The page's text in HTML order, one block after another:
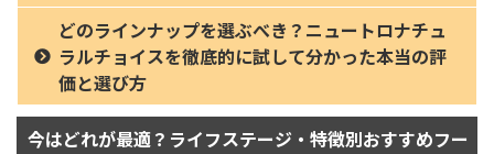
どのラインナップを選ぶべき？ニュートロナチュ
ラルチョイスを徹底的に試して分かった本当の評
価と選び方
今はどれが最適？ライフステージ・特徴別おすすめフー